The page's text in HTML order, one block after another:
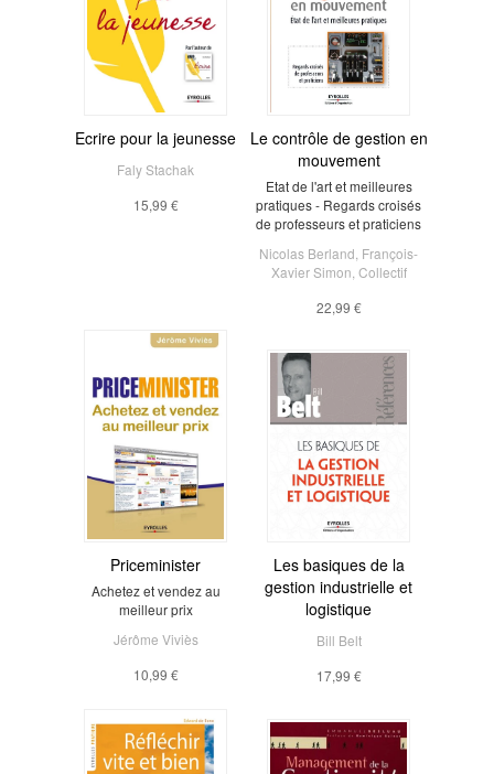
Ecrire pour la jeunesse
Faly Stachak
15,99 €
Le contrôle de gestion en
mouvement
Etat de l'art et meilleures
pratiques - Regards croisés
de professeurs et praticiens
Nicolas Berland François-
Xavier Simon Collectif
22,99 €
Priceminister
Achetez et vendez au
meilleur prix
Jérôme Viviès
10,99 €
Les basiques de la
gestion industrielle et
logistique
Bill Belt
17,99 €